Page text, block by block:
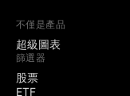
不僅是產品
超級圖表
篩選器
股票
ETF